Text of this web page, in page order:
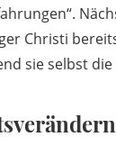
Christi
sie selbst